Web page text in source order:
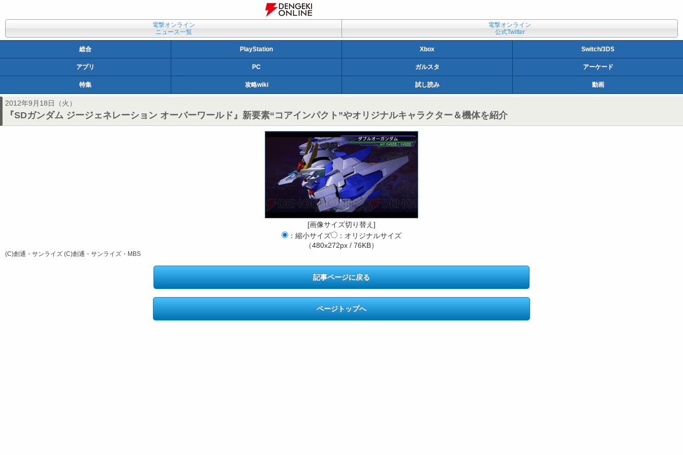
電撃オンライン
ニュース一覧
電撃オンライン
公式Twitter
総合 PlayStation Xbox Switch/3DS
アプリ PC ガルスタ アーケード
特集 攻略wiki 試し読み 動画
2012年9月18日（火）
『SDガンダム ジージェネレーション オーバーワールド』新要素“コアインパクト”やオリジナルキャラクター＆機体を紹介
[画像サイズ切り替え]
：縮小サイズ
：オリジナルサイズ
（480x272px / 76KB）
(C)創通・サンライズ (C)創通・サンライズ・MBS
記事ページに戻る
ページトップへ